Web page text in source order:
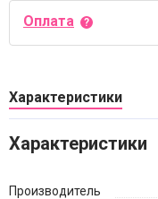
Оплата
Характеристики
Характеристики
Производитель